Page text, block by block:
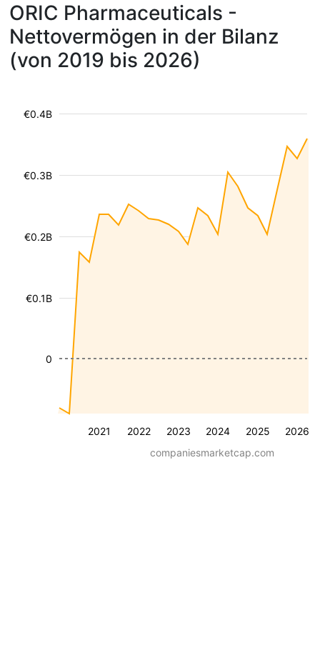
ORIC Pharmaceuticals -
Nettovermögen in der Bilanz
(von 2019 bis 2026)
2021 2022 2023 2024 2025 2026
€0.1B
€0.2B
€0.3B
€0.4B
0
companiesmarketcap.com